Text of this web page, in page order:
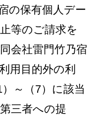
の保有個人デー
等のご請求を
会社雷門竹乃宿
用目的外の利
～（7）に該当
三者への提